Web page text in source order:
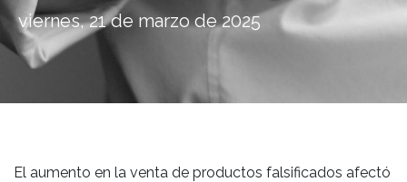
viernes, 21 de marzo de 2025
El aumento en la venta de productos falsificados afectó